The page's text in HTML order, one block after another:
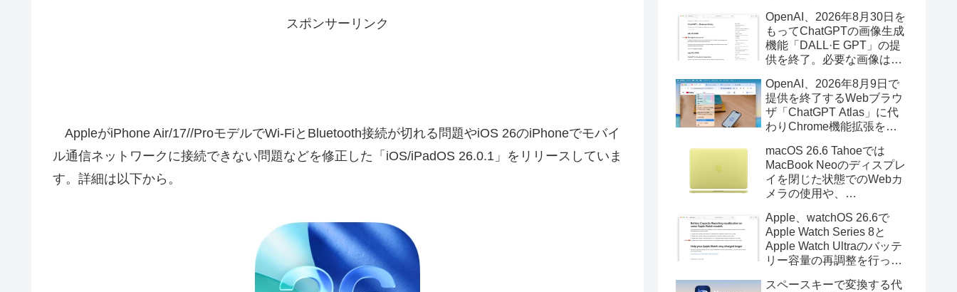
スポンサーリンク
AppleがiPhone Air/17//ProモデルでWi-FiとBluetooth接続が切れる問題やiOS 26のiPhoneでモバイ
ル通信ネットワークに接続できない問題などを修正した「iOS/iPadOS 26.0.1」をリリースしていま
す。詳細は以下から。
辺を焼損する火災が6月に3
件発生していたそうなので
注意を。
OpenAI、2026年8月30日を
もってChatGPTの画像生成
機能「DALL·E GPT」の提
供を終了。必要な画像は期
OpenAI、2026年8月9日で
提供を終了するWebブラウ
ザ「ChatGPT Atlas」に代
わりChrome機能拡張をア
画の質問やAsk ChatGPT機
能を追加。
macOS 26.6 Tahoeでは
MacBook Neoのディスプレ
イを閉じた状態でのWebカ
メラの使用や、
利用しMacBook Neoを復元
する際の安定性が向上。
Apple、watchOS 26.6で
Apple Watch Series 8と
Apple Watch Ultraのバッテ
リー容量の再調整を行った
スペースキーで変換する代